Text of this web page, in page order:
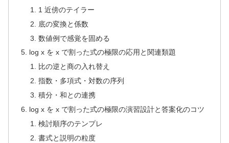
1 近傍のテイラー
底の変換と係数
数値例で感覚を固める
log x を x で割った式の極限の応用と関連類題
比の逆と商の入れ替え
指数・多項式・対数の序列
積分・和との連携
log x を x で割った式の極限の演習設計と答案化のコツ
検討順序のテンプレ
書式と説明の粒度